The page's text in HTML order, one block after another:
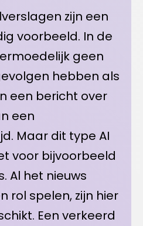
zijn een
voorbeeld. In de
geen
hebben als
een bericht over
een
Maar dit type AI
voor bijvoorbeeld
Al het nieuws
rol spelen, zijn hier
Een verkeerd